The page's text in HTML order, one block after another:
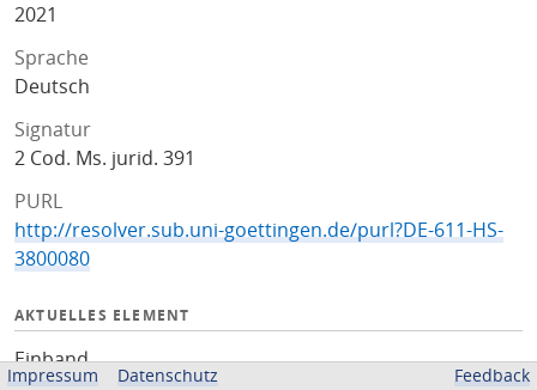
2021
Sprache
Deutsch
Signatur
2 Cod. Ms. jurid. 391
PURL
http://resolver.sub.uni-goettingen.de/purl?DE-611-HS-
3800080
AKTUELLES ELEMENT
Einband
Impressum Datenschutz Feedback